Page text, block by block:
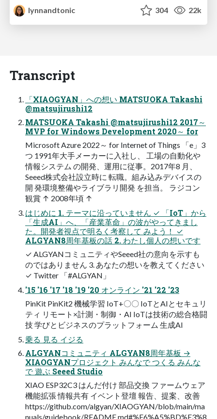
lynnandtonic
304 22k
Transcript
「XIAOGYAN」への想い MATSUOKA Takashi
@matsujirushi12
MATSUOKA Takashi @matsujirushi12 2017～
MVP for Windows Development 2020～ for
Microsoft Azure 2022～ for Internet of Things 「e」3
つ 1991年大手メーカーに入社し、 工場の自動化や
情報システム の開発、運用に従事。2017年8 月、
Seeed株式会社設立時に 転職。組み込みデバイスの
開 発環境整備やライブラリ開発 を担当。 ラジコン
観賞 ↑ 2008年頃 ↑
はじめに 1. テーマに沿っていません ✓ 「IoT」から
「生成AI」へ、「産業革命」の波がやってきまし
た。開発者視点で明るく考察して みよう！ ✓
ALGYAN8周年基板の話 2. わたし個人の想いです
✓ ALGYANコミュニティやSeeed社の意向を示すも
のではありません 3. あなたの想いを教えてください
✓ Twitter 「#ALGYAN」
'15 '16 '17 '18 '19 '20 オンライン '21 '22 '23
PinKit PinKit2 機械学習 IoT+〇〇 IoTとAIとセキュリ
ティ リモート×計測・制御・AI IoTは技術の総合格闘
技 学びとビジネスのプラットフォーム 生成AI
乗る 見る イジる
ALGYANコミュニティ ALGYAN8周年基板 →
XIAOGYANプロジェクト みんなで つくる みんな
で 遊ぶ Seeed Studio
XIAO ESP32C3 はんだ付け 部品交換 ファームウェア
機能拡張 情報共有 イベント登壇 報告、提案、改善
https://github.com/algyan/XIAOGYAN/blob/main/ma
nuals/guidebook/README.md#%E6%A5%BD%E3%8